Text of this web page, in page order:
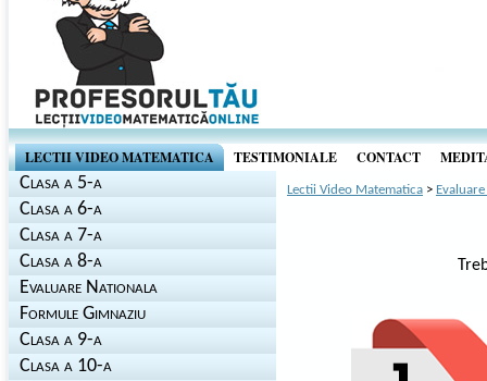
LECTII VIDEO MATEMATICA TESTIMONIALE CONTACT
Clasa a 5-a
Clasa a 6-a
Clasa a 7-a
Clasa a 8-a
Evaluare Nationala
Formule Gimnaziu
Clasa a 9-a
Clasa a 10-a
Lectii Video Matematica >